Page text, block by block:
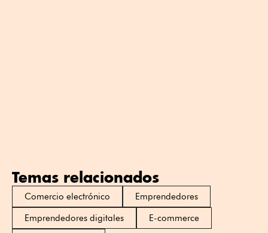
Temas relacionados
Comercio electrónico
Emprendedores
Emprendedores digitales
E-commerce